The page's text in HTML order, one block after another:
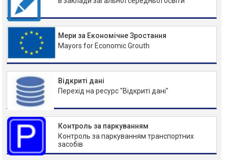
Мери за Економічне Зростання
Mayors for Economic Grouth
Відкриті дані
Перехід на ресурс "Відкриті дані"
Контроль за паркуванням
Контроль за паркуванням транспортних
засобів